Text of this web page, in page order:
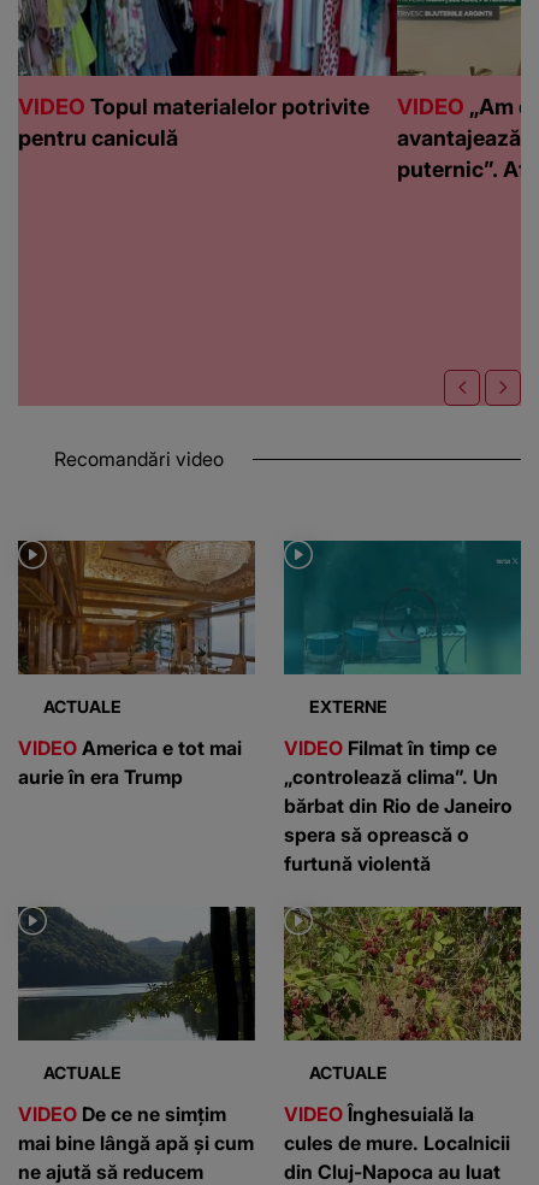
VIDEO Topul materialelor potrivite
pentru caniculă
VIDEO „Am
avantajează
puternic”.
Recomandări video
ACTUALE
VIDEO America e tot mai
aurie în era Trump
EXTERNE
VIDEO Filmat în timp ce
„controlează clima”. Un
bărbat din Rio de Janeiro
spera să oprească o
furtună violentă
ACTUALE
VIDEO De ce ne simțim
mai bine lângă apă și cum
ne ajută să reducem
ACTUALE
VIDEOÎnghesuială la
cules de mure. Localnicii
din Cluj-Napoca au luat